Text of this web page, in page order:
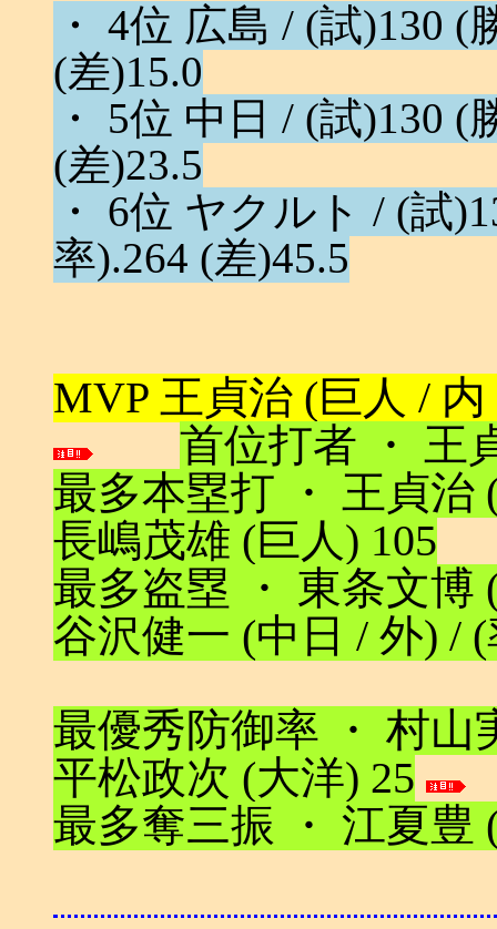
・ 4位 広島 / (試)130 (
(差)15.0
・ 5位 中日 / (試)130 (
(差)23.5
・ 6位 ヤクルト / (試
率).264 (差)45.5
MVP 王貞治 (巨人 / 内
首位打者 ・ 王
最多本塁打 ・ 王貞治
長嶋茂雄 (巨人) 105
最多盗塁 ・ 東条文博
谷沢健一 (中日 / 外) /
最優秀防御率 ・ 村山
平松政次 (大洋) 25
最多奪三振 ・ 江夏豊